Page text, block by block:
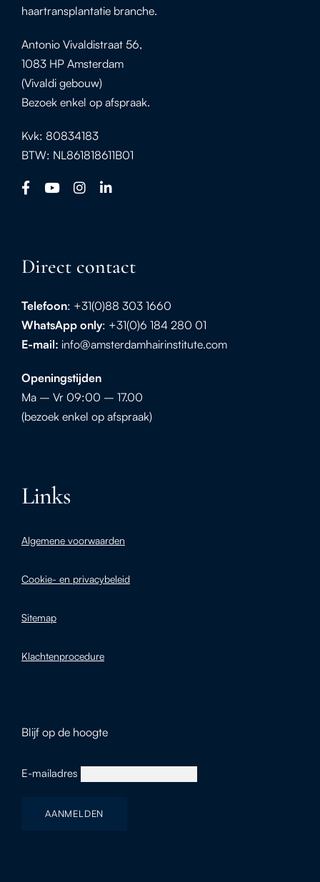
haartransplantatie branche.
Antonio Vivaldistraat 56,
1083 HP Amsterdam
(Vivaldi gebouw)
Bezoek enkel op afspraak.
Kvk: 80834183
BTW: NL861818611B01
Direct contact
Telefoon: +31(0)88 303 1660
WhatsApp only: +31(0)6 184 280 01
E-mail: info@amsterdamhairinstitute.com
Openingstijden
Ma – Vr 09:00 – 17.00
(bezoek enkel op afspraak)
Links
Algemene voorwaarden
Cookie- en privacybeleid
Sitemap
Klachtenprocedure
Blijf op de hoogte
E-mailadres